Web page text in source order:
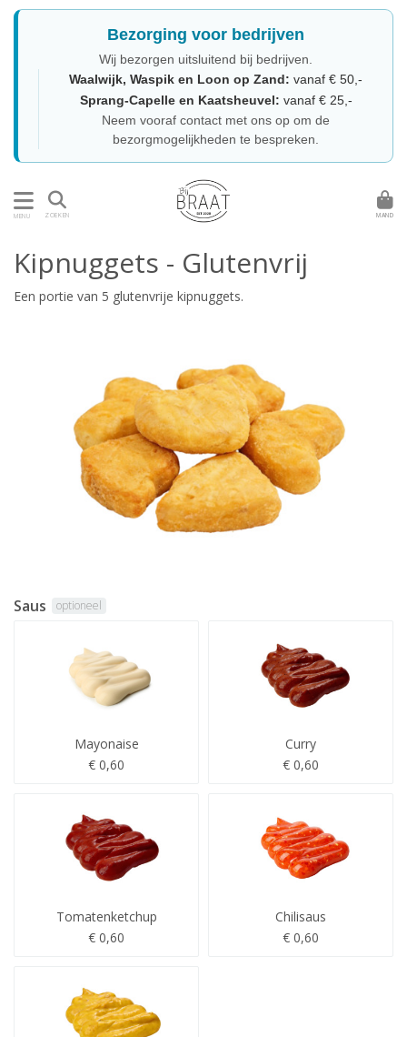
Bezorging voor bedrijven
Wij bezorgen uitsluitend bij bedrijven.
Waalwijk, Waspik en Loon op Zand: vanaf € 50,-
Sprang-Capelle en Kaatsheuvel: vanaf € 25,-
Neem vooraf contact met ons op om de
bezorgmogelijkheden te bespreken.
MENU ZOEKEN MAND
Kipnuggets - Glutenvrij
Een portie van 5 glutenvrije kipnuggets.
Saus optioneel
Mayonaise
€ 0,60
Curry
€ 0,60
Tomatenketchup
€ 0,60
Chilisaus
€ 0,60